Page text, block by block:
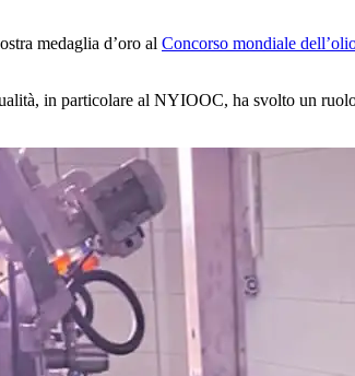
medaglia d’oro al Concorso mondiale
in particolare al NYIOOC, ha svolto un